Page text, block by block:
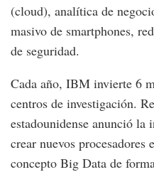
(cloud), analítica de
masivo de smartphones,
de seguridad.
Cada año, IBM invierte 6
centros de investigación.
estadounidense anunció
crear nuevos procesadores
concepto Big Data de